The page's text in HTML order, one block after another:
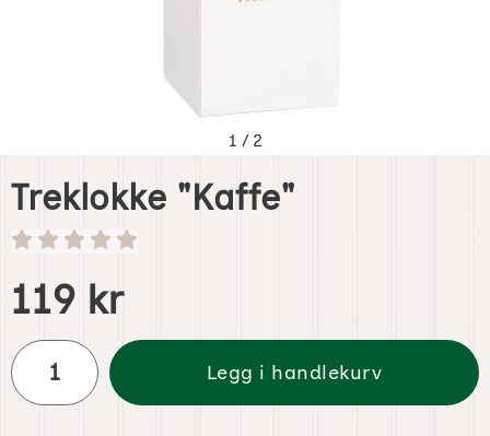
1 / 2
Treklokke "Kaffe"
Handle dette produktet, Treklokke "Kaffe"
pris
119 kr
antall
Legg i handlekurv